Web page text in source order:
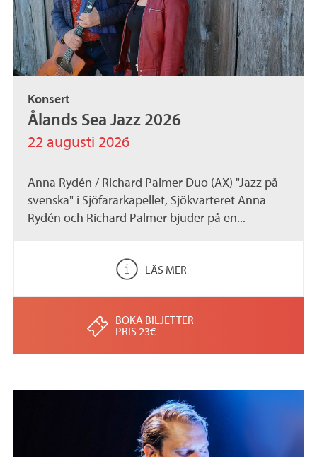
Konsert
Ålands Sea Jazz 2026
22 augusti 2026
Anna Rydén / Richard Palmer Duo (AX) "Jazz på
svenska" i Sjöfararkapellet, Sjökvarteret Anna
Rydén och Richard Palmer bjuder på en...
LÄS MER
BOKA BILJETTER
PRIS 23€